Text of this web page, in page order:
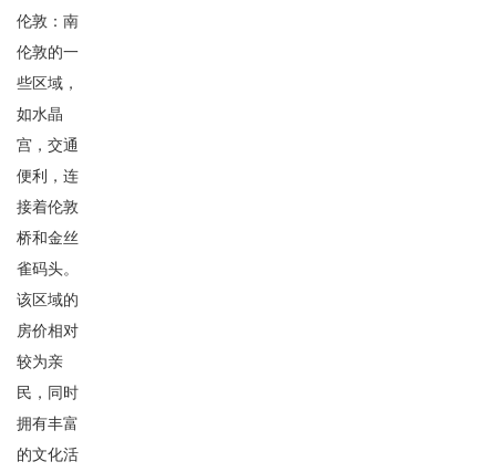
伦敦：南
伦敦的一
些区域，
如水晶
宫，交通
便利，连
接着伦敦
桥和金丝
雀码头。
该区域的
房价相对
较为亲
民，同时
拥有丰富
的文化活